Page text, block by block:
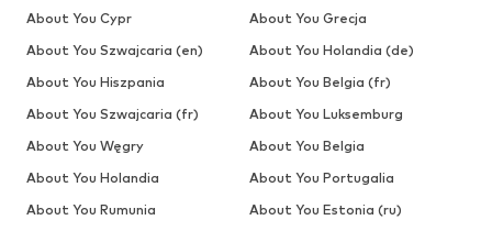
About You Cypr
About You Grecja
About You Szwajcaria (en)
About You Holandia (de)
About You Hiszpania
About You Belgia (fr)
About You Szwajcaria (fr)
About You Luksemburg
About You Węgry
About You Belgia
About You Holandia
About You Portugalia
About You Rumunia
About You Estonia (ru)